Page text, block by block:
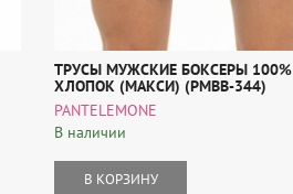
ТРУСЫ МУЖСКИЕ БОКСЕРЫ 100%
ХЛОПОК (МАКСИ) (PMBB-344)
PANTELEMONE
В наличии
В КОРЗИНУ